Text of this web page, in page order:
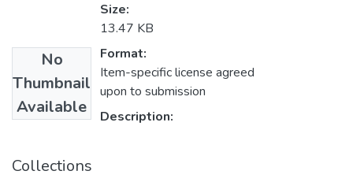
No
Thumbnail
Available
Size:
13.47 KB
Format:
Item-specific license agreed
upon to submission
Description:
Collections